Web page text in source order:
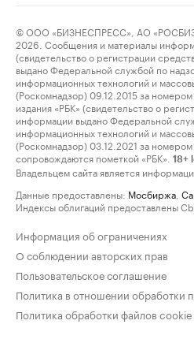
© ООО «БИЗНЕСПРЕСС», АО
2026. Сообщения и материалы
(свидетельство о регистрации
выдано Федеральной службой по
информационных технологий и
(Роскомнадзор) 09.12.2015 за
издания «РБК» (свидетельство о
информации выдано Федеральной
информационных технологий и
(Роскомнадзор) 03.12.2021 за
сопровождаются пометкой «РБК».
18+
Владельцем сайта является
Данные предоставлены: Мосбиржа
Индексы облигаций предоставлены
Информация об ограничениях
О соблюдении авторских прав
Пользовательское соглашение
Политика в отношении обработки
Политика обработки файлов cookie